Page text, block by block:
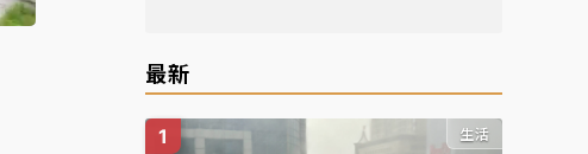
最新
生活